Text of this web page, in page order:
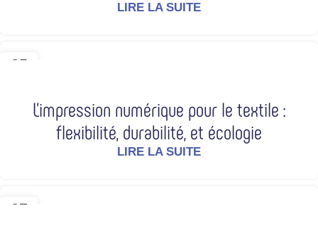
LIRE LA SUITE
25
L’impression numérique pour le textile :
flexibilité, durabilité, et écologie
LIRE LA SUITE
27